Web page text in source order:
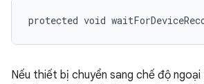
protected void
Nếu thiết bị chuyển sang chế độ